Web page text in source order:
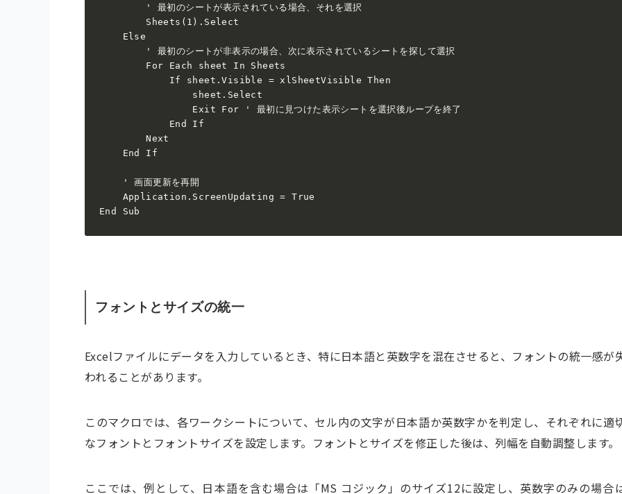
        ' 最初のシートが表示されている場合、それを選択
        Sheets(1).Select
    Else
        ' 最初のシートが非表示の場合、次に表示されているシートを探して選択
        For Each sheet In Sheets
            If sheet.Visible = xlSheetVisible Then
                sheet.Select
                Exit For ' 最初に見つけた表示シートを選択後ループを終了
            End If
        Next
    End If
    ' 画面更新を再開
    Application.ScreenUpdating = True
フォントとサイズの統一
Excelファイルにデータを入力しているとき、特に日本語と英数字を混在させると、フォントの統一感が
われることがあります。
このマクロでは、各ワークシートについて、セル内の文字が日本語か英数字かを判定し、それぞれに適
なフォントとフォントサイズを設定します。フォントとサイズを修正した後は、列幅を自動調整します。
ここでは、例として、日本語を含む場合は「MS コジック」のサイズ12に設定し、英数字のみの場合